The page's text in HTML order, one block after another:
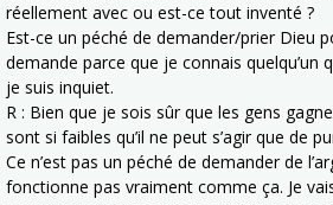
réellement avec ou est-ce tout inventé ?
Est-ce un péché de demander/prier Dieu
demande parce que je connais quelqu’un
je suis inquiet.
R : Bien que je sois sûr que les gens
sont si faibles qu’il ne peut s’agir que de
Ce n’est pas un péché de demander de
fonctionne pas vraiment comme ça. Je